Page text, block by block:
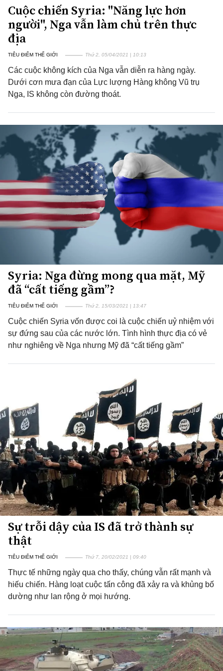
Cuộc chiến Syria: "Năng lực hơn
người", Nga vẫn làm chủ trên thực
địa
TIÊU ĐIỂM THẾ GIỚI Thứ 2, 05/04/2021 | 10:13
Các cuộc không kích của Nga vẫn diễn ra hàng ngày.
Dưới cơn mưa đạn của Lực lượng Hàng không Vũ trụ
Nga, IS không còn đường thoát.
Syria: Nga đừng mong qua mặt, Mỹ
đã “cất tiếng gầm”?
TIÊU ĐIỂM THẾ GIỚI Thứ 2, 15/03/2021 | 13:47
Cuộc chiến Syria vốn được coi là cuộc chiến uỷ nhiệm với
sự đứng sau của các nước lớn. Tình hình thực địa có vẻ
như nghiêng về Nga nhưng Mỹ đã “cất tiếng gầm”
Sự trỗi dậy của IS đã trở thành sự
thật
TIÊU ĐIỂM THẾ GIỚI Thứ 7, 20/02/2021 | 09:40
Thực tế những ngày qua cho thấy, chúng vẫn rất mạnh và
hiếu chiến. Hàng loạt cuộc tấn công đã xảy ra và khủng bố
dường như lan rộng ở mọi hướng.